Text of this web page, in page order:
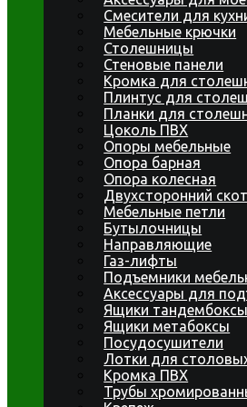
Смесители для
Мебельные крючки
Столешницы
Стеновые панели
Кромка для
Плинтус для
Планки для
Цоколь ПВХ
Опоры мебельные
Опора барная
Опора колесная
Двухсторонний
Мебельные петли
Бутылочницы
Направляющие
Газ-лифты
Подъемники
Аксессуары для
Ящики тандембоксы
Ящики метабоксы
Посудосушители
Лотки для
Кромка ПВХ
Трубы